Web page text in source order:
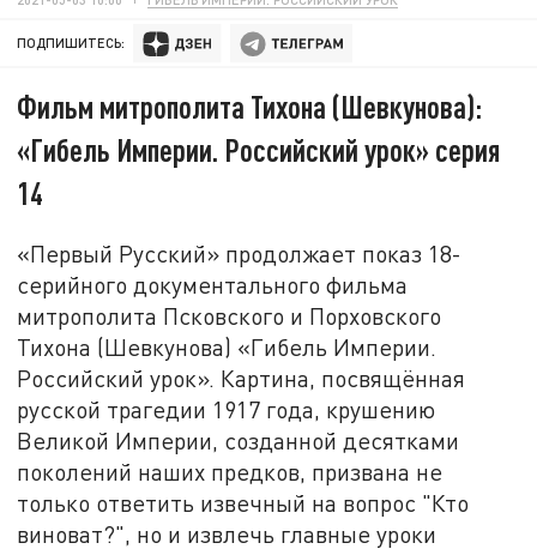
ПОДПИШИТЕСЬ:
Фильм митрополита Тихона (Шевкунова):
«Гибель Империи. Российский урок» серия
14
«Первый Русский» продолжает показ 18-
серийного документального фильма
митрополита Псковского и Порховского
Тихона (Шевкунова) «Гибель Империи.
Российский урок». Картина, посвящённая
русской трагедии 1917 года, крушению
Великой Империи, созданной десятками
поколений наших предков, призвана не
только ответить извечный на вопрос "Кто
виноват?", но и извлечь главные уроки